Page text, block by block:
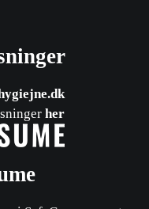
her